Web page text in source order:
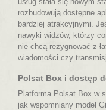
rozbudowują dostępne
bardziej atrakcyjnymi.
nawyki widzów, którzy
nie chcą rezygnować z
wiadomości czy
Polsat Box i dostęp
Platforma Polsat Box w
jak wspomniany model